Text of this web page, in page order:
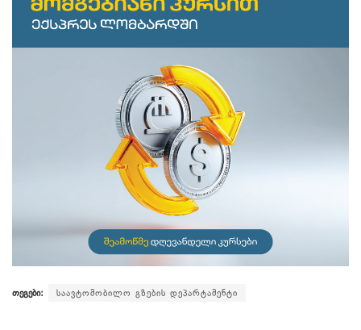
თეგები: საავტომობილო გზების დეპარტამენტი